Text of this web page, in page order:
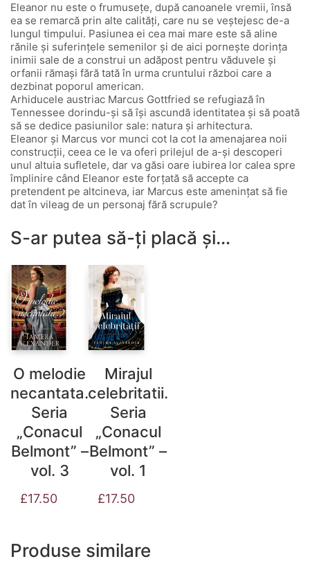
Eleanor nu este o frumusețe, după canoanele vremii, însă
ea se remarcă prin alte calități, care nu se veștejesc de-a
lungul timpului. Pasiunea ei cea mai mare este să aline
rănile și suferințele semenilor și de aici pornește dorința
inimii sale de a construi un adăpost pentru văduvele și
orfanii rămași fără tată în urma cruntului război care a
dezbinat poporul american.
Arhiducele austriac Marcus Gottfried se refugiază în
Tennessee dorindu-și să își ascundă identitatea și să poată
să se dedice pasiunilor sale: natura și arhitectura.
Eleanor și Marcus vor munci cot la cot la amenajarea noii
construcții, ceea ce le va oferi prilejul de a-și descoperi
unul altuia sufletele, dar va găsi oare iubirea lor calea spre
împlinire când Eleanor este forțată să accepte ca
pretendent pe altcineva, iar Marcus este amenințat să fie
dat în vileag de un personaj fără scrupule?
S-ar putea să-ți placă și…
O melodie
necantata.
Seria
„Conacul
Belmont” –
vol. 3
£17.50
Mirajul
celebritatii.
Seria
„Conacul
Belmont” –
vol. 1
£17.50
Produse similare